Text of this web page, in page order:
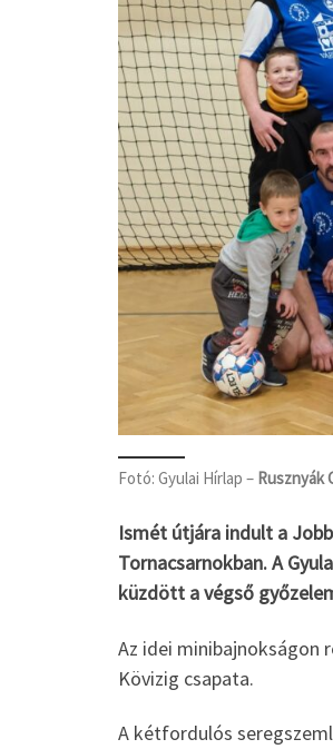
Fotó: Gyulai Hírlap – Rusznyák
Ismét útjára indult a
Tornacsarnokban. A
küzdött a végső
Az idei minibajnokságon
Kövizig csapata.
A kétfordulós